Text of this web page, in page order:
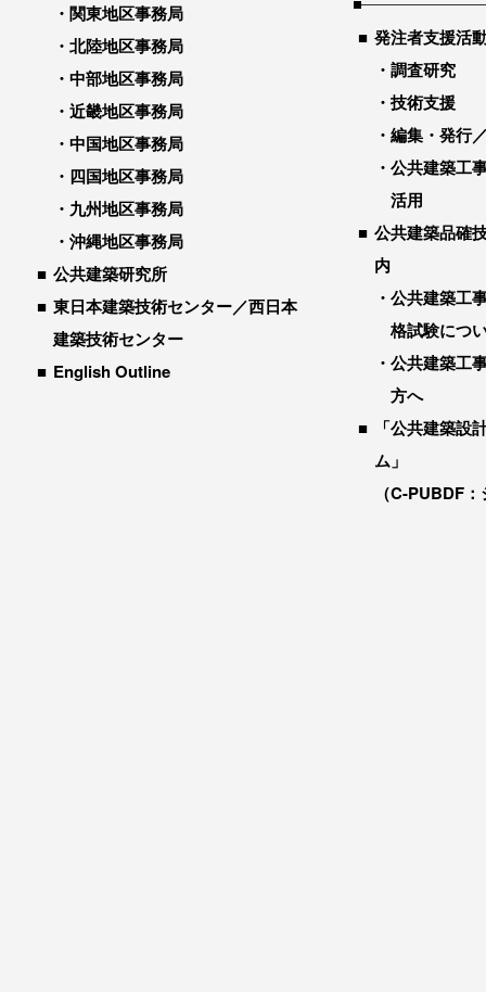
関東地区事務局
北陸地区事務局
中部地区事務局
近畿地区事務局
中国地区事務局
四国地区事務局
九州地区事務局
沖縄地区事務局
公共建築研究所
東日本建築技術センター／西日本
建築技術センター
English Outline
発注者支援活
調査研究
技術支援
編集・発行
公共建築工
活用
公共建築品確
内
公共建築工
格試験につ
公共建築工
方へ
「公共建築設
ム」
（C-PUBDF